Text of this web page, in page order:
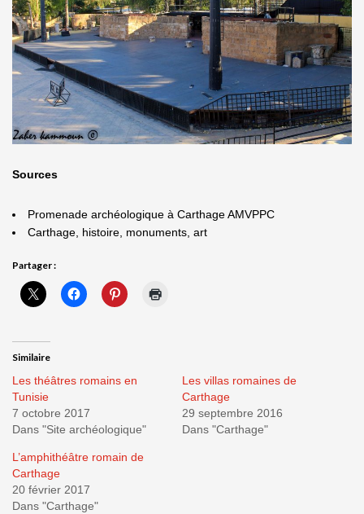
Sources
Promenade archéologique à Carthage AMVPPC
Carthage, histoire, monuments, art
Partager :
Similaire
Les théâtres romains en
Tunisie
7 octobre 2017
Dans "Site archéologique"
Les villas romaines de
Carthage
29 septembre 2016
Dans "Carthage"
L’amphithéâtre romain de
Carthage
20 février 2017
Dans "Carthage"